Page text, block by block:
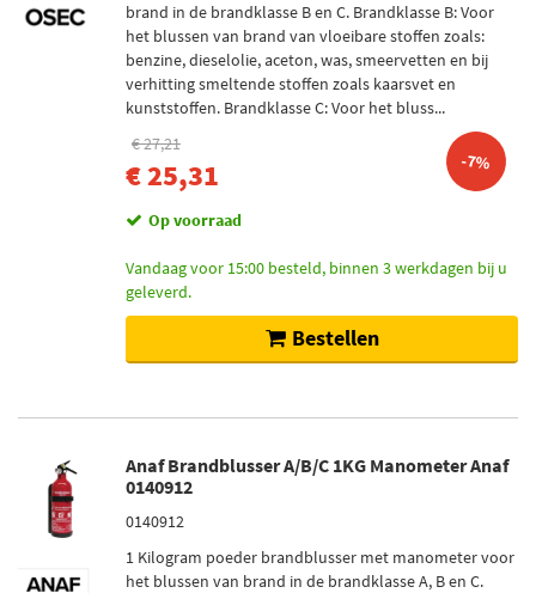
brand in de brandklasse B en C. Brandklasse B: Voor
het blussen van brand van vloeibare stoffen zoals:
benzine, dieselolie, aceton, was, smeervetten en bij
verhitting smeltende stoffen zoals kaarsvet en
kunststoffen. Brandklasse C: Voor het bluss...
€ 27,21
€ 25,31 -7%
Op voorraad
Vandaag voor 15:00 besteld, binnen 3 werkdagen bij u
geleverd.
Bestellen
Anaf Brandblusser A/B/C 1KG Manometer Anaf
0140912
0140912
1 Kilogram poeder brandblusser met manometer voor
het blussen van brand in de brandklasse A, B en C.